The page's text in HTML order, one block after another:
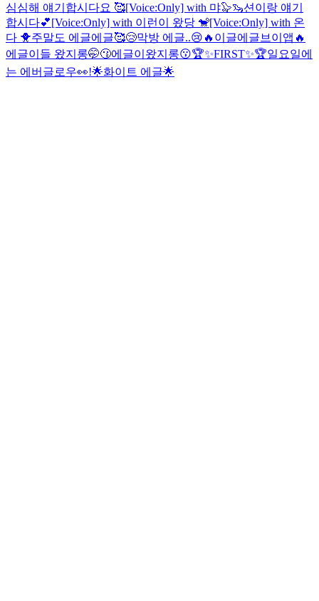
심심해 얘기합시다요 🥰[Voice:Only] with 먀🦭🦦션이랑 얘기
합시다💕[Voice:Only] with 이런이 왔당 🐒[Voice:Only] with 온
다 🐥주말도 에글에글🥰😢막방 에글..😢 🔥이글에글브이앱🔥
에글이들 왔지롱🤭😗에글이왔지롱😗🏆✨FIRST✨🏆일요일에
는 에버글로우👀!🌟화이트 에글🌟